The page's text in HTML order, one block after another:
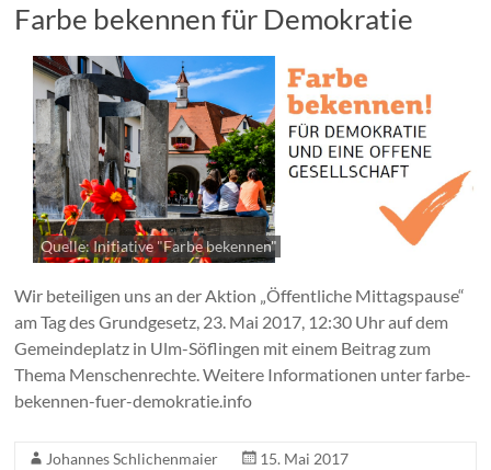
Farbe bekennen für Demokratie
Quelle: Initiative "Farbe bekennen"
Wir beteiligen uns an der Aktion „Öffentliche Mittagspause“
am Tag des Grundgesetz, 23. Mai 2017, 12:30 Uhr auf dem
Gemeindeplatz in Ulm-Söflingen mit einem Beitrag zum
Thema Menschenrechte. Weitere Informationen unter farbe-
bekennen-fuer-demokratie.info
Johannes Schlichenmaier
15. Mai 2017